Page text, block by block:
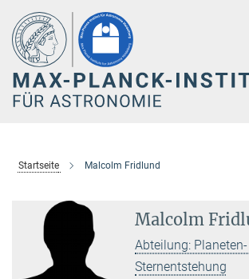
Hauptinhalt
Startseite Malcolm Fridlund
Malcolm
Abteilung:
Sternentstehung